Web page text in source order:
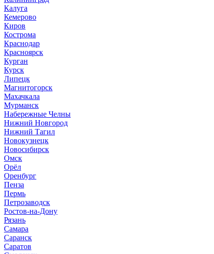
Калуга
Кемерово
Киров
Кострома
Краснодар
Красноярск
Курган
Курск
Липецк
Магнитогорск
Махачкала
Мурманск
Набережные Челны
Нижний Новгород
Нижний Тагил
Новокузнецк
Новосибирск
Омск
Орёл
Оренбург
Пенза
Пермь
Петрозаводск
Ростов-на-Дону
Рязань
Самара
Саранск
Саратов